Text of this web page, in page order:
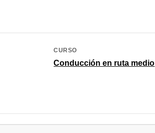
CURSO
Conducción en ruta medio